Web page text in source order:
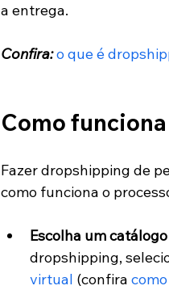
a entrega.
Confira: o que é
Como
Fazer dropshipping de
como funciona o
Escolha um
dropshipping,
virtual (confira